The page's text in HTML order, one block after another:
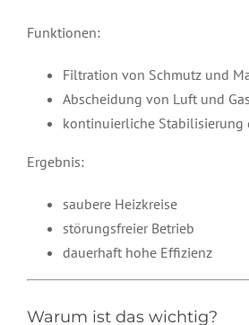
Funktionen:
Filtration von Schmutz und
Abscheidung von Luft und
kontinuierliche Stabilisierung
Ergebnis:
saubere Heizkreise
störungsfreier Betrieb
dauerhaft hohe Effizienz
Warum ist das wichtig?